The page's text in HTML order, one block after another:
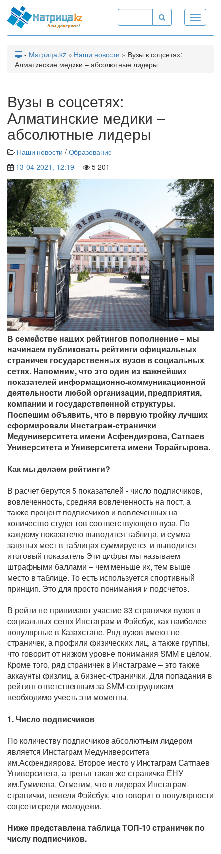
Toggle
- Матрица.kz » Наши новости » Вузы в соцсетях:
Алматинские медики – абсолютные лидеры
Вузы в соцсетях:
Алматинские медики –
абсолютные лидеры
Наши новости / Образование
13-04-2021, 12:19
5 201
В семействе наших рейтингов пополнение – мы
начинаем публиковать рейтинги официальных
страничек государственных вузов в социальных
сетях. Напомним, что это один из важнейших
показателей информационно-коммуникационной
деятельности любой организации, предприятия,
компании и государствпенной структуры.
Поспешим объявить, что в первую тройку лучших
сформировали Инстаграм-странички
Медуниверситета имени Асфендиярова, Сатпаев
Университета и Университета имени Торайгырова.
Как мы делаем рейтинги?
В расчет берутся 5 показателей - число подписчиков,
вовлеченность, средняя вовлеченность на пост, а
также процент подписчиков и вовлеченных на
количество студентов соответствующего вуза. По
каждому показателю выводится таблица, и сумма
занятых мест в таблицах суммируется и выводится
итоговый показатель Эти цифры мы называем
штрафными баллами – чем меньше их, тем выше
место в таблице. То есть используется спортивный
принцип. Это для просто понимания и подсчетов.
В рейтинге принимают участие 33 странички вузов в
социальных сетях Инстаграм и Фэйсбук, как наиболее
популярные в Казахстане. Ряд вузов имеют не
страничек, а профили физических лиц, а также группы,
что говорит от низком уровне понимания SMM в целом.
Кроме того, ряд страничек в Инстаграме – это также
аккаунты физлиц, а бизнес-странички. Для попадания в
рейтинг ответственным за SMM-сотрудникам
необходимо учесть эти моменты.
1. Число подписчиков
По количеству подписчиков абсолютным лидером
является Инстаграм Медуниверситета
им.Асфендиярова. Второе место у Инстаграм Сатпаев
Университета, а третья такая же страничка ЕНУ
им.Гумилева. Отметим, что в лидерах Инстаграм-
странички, нежели Фэйсбук, что говорит о популярности
соцсети среди молодежи.
Ниже представлена таблица ТОП-10 страничек по
числу подписчиков.